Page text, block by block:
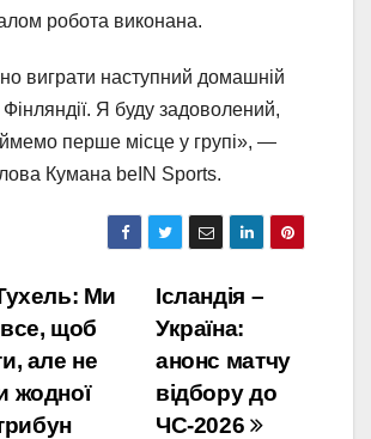
робота виконана.
виграти наступний домашній
Я буду задоволений,
перше місце у групі», —
Кумана beIN Sports.
Ісландія –
Україна:
анонс матчу
відбору до
ЧС-2026
Ми
щоб
але не
жодної